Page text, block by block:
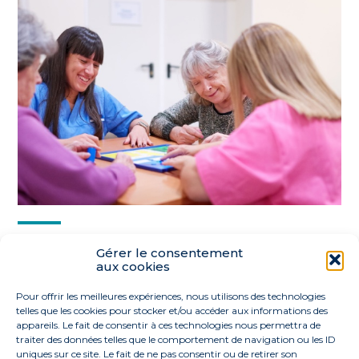
Gérer le consentement
aux cookies
Pour offrir les meilleures expériences, nous utilisons des technologies
telles que les cookies pour stocker et/ou accéder aux informations des
appareils. Le fait de consentir à ces technologies nous permettra de
traiter des données telles que le comportement de navigation ou les ID
uniques sur ce site. Le fait de ne pas consentir ou de retirer son
FaceBook
TwitterLinkedIn